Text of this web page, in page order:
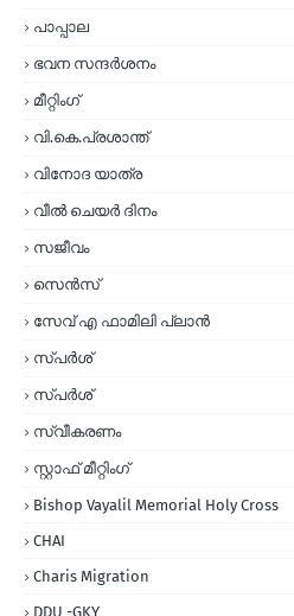
പാപ്പാല
ഭവന സന്ദര്‍ശനം
മീറ്റിംഗ്
വി.കെ.പ്രശാന്ത്
വിനോദ യാത്ര
വീല്‍ ചെയര്‍ ദിനം
സജീവം
സെന്‍സ്
സേവ് എ ഫാമിലി പ്ലാന്‍
സ്പര്‍ശ്
സ്പർശ്
സ്വീകരണം
സ്റ്റാഫ് മീറ്റിംഗ്
Bishop Vayalil Memorial Holy Cross
CHAI
Charis Migration
DDU -GKY